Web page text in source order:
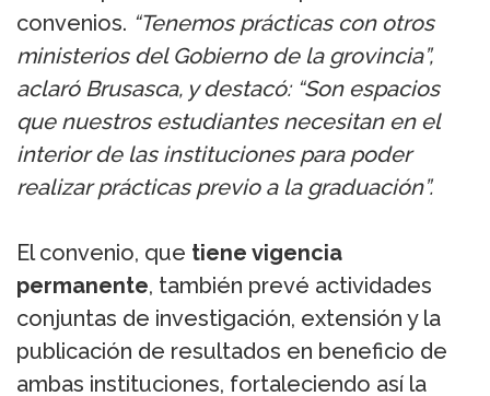
convenios. “Tenemos prácticas con otros
ministerios del Gobierno de la grovincia”,
aclaró Brusasca, y destacó: “Son espacios
que nuestros estudiantes necesitan en el
interior de las instituciones para poder
realizar prácticas previo a la graduación”.
El convenio, que tiene vigencia
permanente, también prevé actividades
conjuntas de investigación, extensión y la
publicación de resultados en beneficio de
ambas instituciones, fortaleciendo así la